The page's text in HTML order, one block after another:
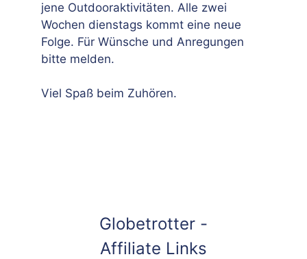
jene Outdooraktivitäten. Alle zwei
Wochen dienstags kommt eine neue
Folge. Für Wünsche und Anregungen
bitte melden.
Viel Spaß beim Zuhören.
Globetrotter -
Affiliate Links